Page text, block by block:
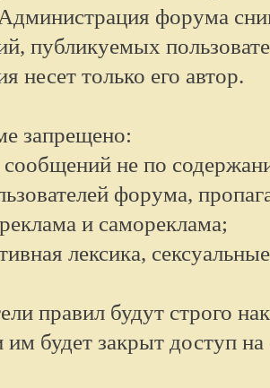
форума
публикуемых
несет только его автор.
запрещено:
сообщений не по
форума,
и самореклама;
лексика,
правил будут строго
будет закрыт доступ